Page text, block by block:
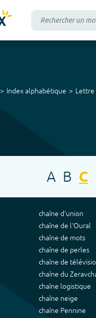
Index alphabétique Lettre
A B C
chaîne d'union
chaîne de l'Oural
chaîne de mots
chaîne de perles
chaîne de
chaîne du
chaîne logistique
chaîne neige
chaîne Pennine